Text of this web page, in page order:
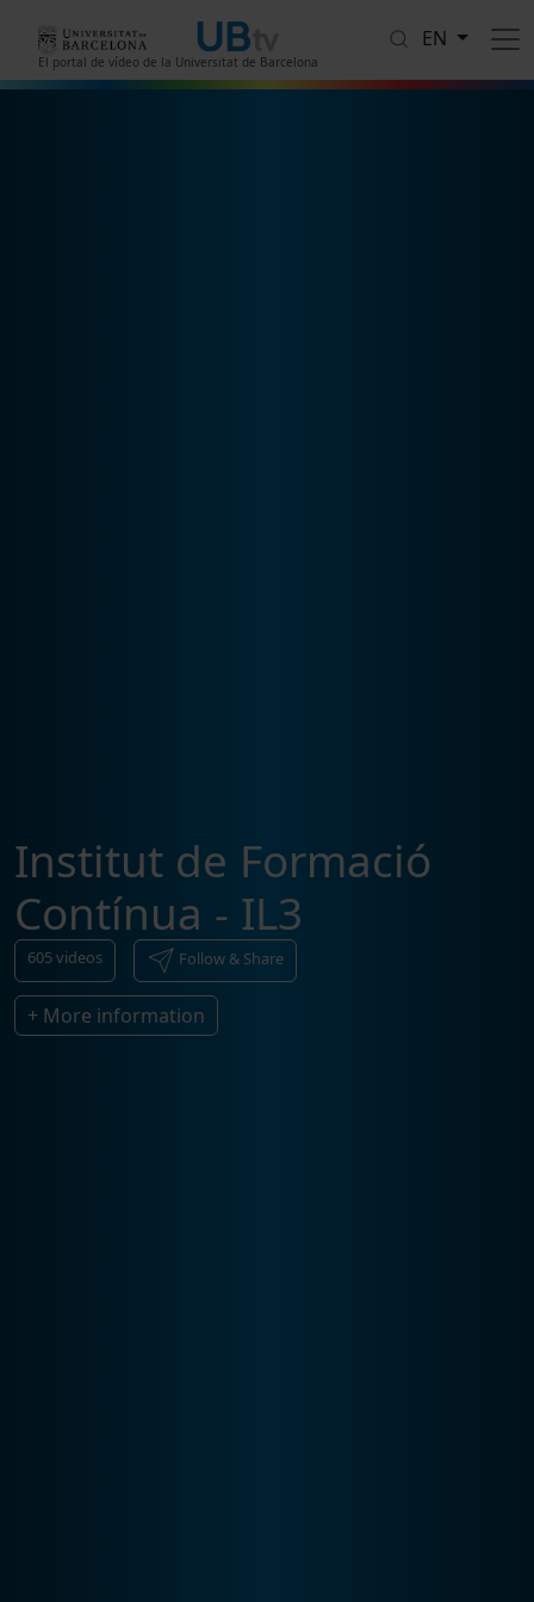
El portal de vídeo de la Universitat de Barcelona
EN
Institut de Formació
Contínua - IL3
605videos Follow & Share
+ More information